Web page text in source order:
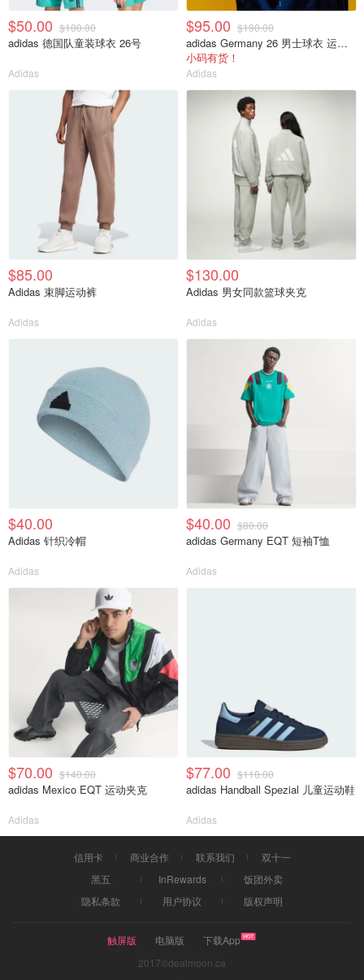
$50.00 $100.00
adidas 德国队童装球衣 26号
Adidas
$95.00 $190.00
adidas Germany 26 男士球衣 运动款
小码有货！
Adidas
$85.00
Adidas 束脚运动裤
Adidas
$130.00
Adidas 男女同款篮球夹克
Adidas
$40.00
Adidas 针织冷帽
Adidas
$40.00 $80.00
adidas Germany EQT 短袖T恤
Adidas
$70.00 $140.00
adidas Mexico EQT 运动夹克
Adidas
$77.00 $110.00
adidas Handball Spezial 儿童运动鞋
Adidas
信用卡 商业合作 联系我们
双十一
黑五
InRewards
饭团外卖
隐私条款
用户协议 版权声明
触屏版 电脑版
下载App
2017©dealmoon.ca